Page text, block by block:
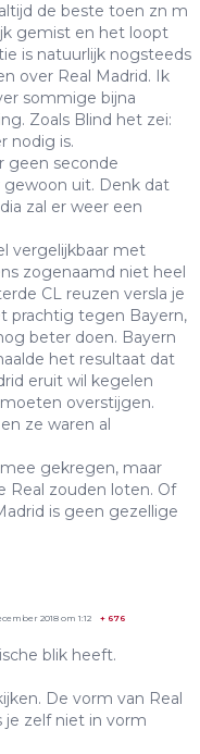
de beste toen zn m
gemist en het loopt
is natuurlijk nogsteeds
over Real Madrid. Ik
sommige bijna
Zoals Blind het zei:
nodig is.
geen seconde
uit. Denk dat
zal er weer een
vergelijkbaar met
zogenaamd niet heel
CL reuzen versla je
prachtig tegen Bayern,
beter doen. Bayern
het resultaat dat
eruit wil kegelen
overstijgen.
ze waren al
gekregen, maar
Real zouden loten. Of
is geen gezellige
2018 om 1:12 + 676
blik heeft.
De vorm van Real
je zelf niet in vorm